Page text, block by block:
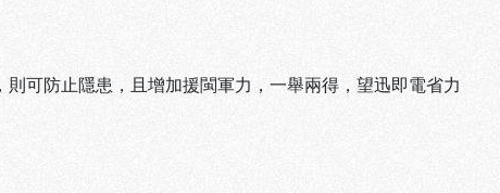
可防止隱患，且增加援閩軍力，一舉兩得，望迅即電省力